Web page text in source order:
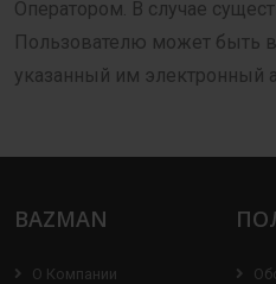
Оператором. В случае
Пользователю может быть
указанный им электронный
BAZMAN
О Компании